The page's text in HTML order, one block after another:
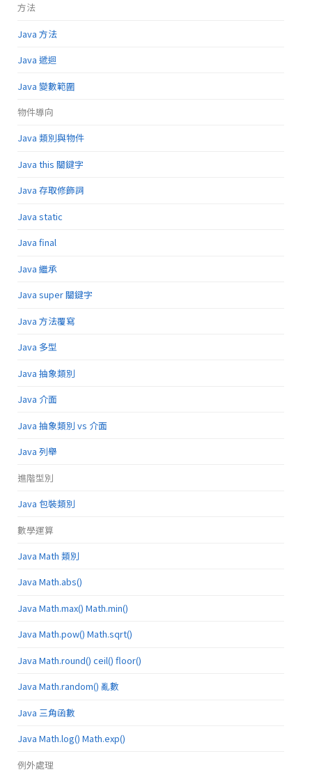
方法
Java 方法
Java 遞迴
Java 變數範圍
物件導向
Java 類別與物件
Java this 關鍵字
Java 存取修飾詞
Java static
Java final
Java 繼承
Java super 關鍵字
Java 方法覆寫
Java 多型
Java 抽象類別
Java 介面
Java 抽象類別 vs 介面
Java 列舉
進階型別
Java 包裝類別
數學運算
Java Math 類別
Java Math.abs()
Java Math.max() Math.min()
Java Math.pow() Math.sqrt()
Java Math.round() ceil() floor()
Java Math.random() 亂數
Java 三角函數
Java Math.log() Math.exp()
例外處理